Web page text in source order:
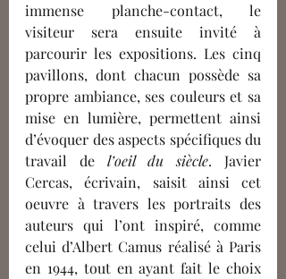
immense planche-contact, le
visiteur sera ensuite invité à
parcourir les expositions. Les cinq
pavillons, dont chacun possède sa
propre ambiance, ses couleurs et sa
mise en lumière, permettent ainsi
d’évoquer des aspects spécifiques du
travail de l’oeil du siècle. Javier
Cercas, écrivain, saisit ainsi cet
oeuvre à travers les portraits des
auteurs qui l’ont inspiré, comme
celui d’Albert Camus réalisé à Paris
en 1944, tout en ayant fait le choix